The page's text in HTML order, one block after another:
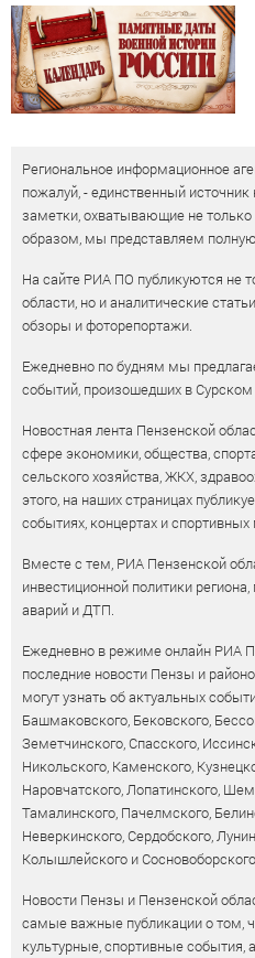
Региональное информационное
пожалуй, - единственный источник
заметки, охватывающие не
образом, мы представляем полную
На сайте РИА ПО публикуются не
области, но и аналитические
обзоры и фоторепортажи.
Ежедневно по будням мы
событий, произошедших в
Новостная лента Пензенской
сфере экономики, общества,
сельского хозяйства, ЖКХ,
этого, на наших страницах
событиях, концертах и
Вместе с тем, РИА Пензенской
инвестиционной политики
аварий и ДТП.
Ежедневно в режиме онлайн РИА
последние новости Пензы и
могут узнать об актуальных
Башмаковского, Бековского,
Земетчинского, Спасского,
Никольского, Каменского,
Наровчатского, Лопатинского,
Тамалинского, Пачелмского,
Неверкинского, Сердобского,
Колышлейского и
Новости Пензы и Пензенской
самые важные публикации о том,
культурные, спортивные события,